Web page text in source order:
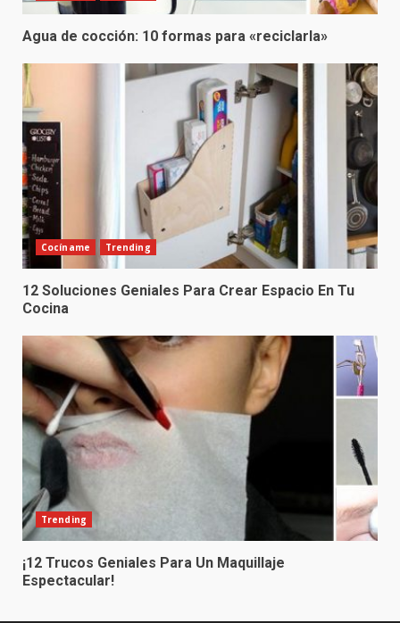
Agua de cocción: 10 formas para «reciclarla»
Cocíname Trending
12 Soluciones Geniales Para Crear Espacio En Tu
Cocina
Trending
¡12 Trucos Geniales Para Un Maquillaje
Espectacular!